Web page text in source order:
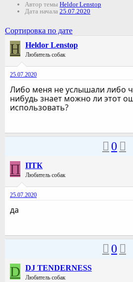
Автор темы Heldor Lenstop
Дата начала 25.07.2020
Сортировка по дате
H Heldor Lenstop
Любитель собак
25.07.2020
Либо меня не услышали либо
нибудь знает можно ли этот
использовать?
0
П ПТК
Любитель собак
25.07.2020
да
0
D DJ TENDERNESS
Любитель собак